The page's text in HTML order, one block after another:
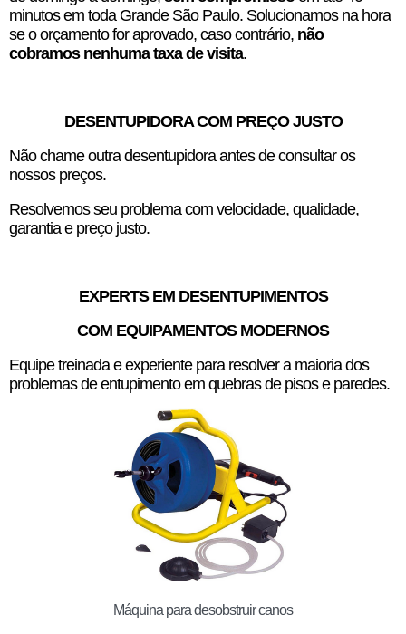
minutos em toda Grande São Paulo. Solucionamos na hora
se o orçamento for aprovado, caso contrário, não
cobramos nenhuma taxa de visita.
DESENTUPIDORA COM PREÇO JUSTO
Não chame outra desentupidora antes de consultar os
nossos preços.
Resolvemos seu problema com velocidade, qualidade,
garantia e preço justo.
EXPERTS EM DESENTUPIMENTOS
COM EQUIPAMENTOS MODERNOS
Equipe treinada e experiente para resolver a maioria dos
problemas de entupimento em quebras de pisos e paredes.
Máquina para desobstruir canos